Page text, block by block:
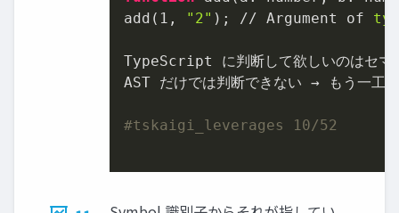
add(1,
"2" ); // Argument of
TypeScript に判断して欲しいのはセマ
AST だけでは判断できない → もう一工
#tskaigi_leverages 10/52